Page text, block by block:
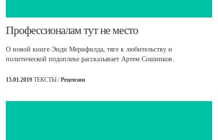
​Профессионалам тут не место
О новой книге Энди Мерифилда, тяге к любительству и
политической подоплеке рассказывает Артем Сошников.
15.01.2019 ТЕКСТЫ /Рецензии